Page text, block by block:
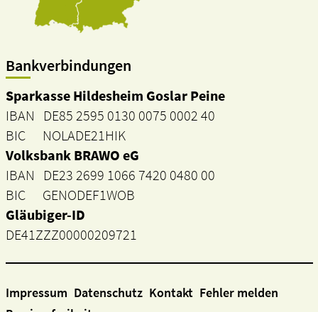
Bankverbindungen
Sparkasse Hildesheim Goslar Peine
IBAN DE85 2595 0130 0075 0002 40
BIC NOLADE21HIK
Volksbank BRAWO eG
IBAN DE23 2699 1066 7420 0480 00
BIC GENODEF1WOB
Gläubiger-ID
DE41ZZZ00000209721
Impressum Datenschutz Kontakt Fehler melden